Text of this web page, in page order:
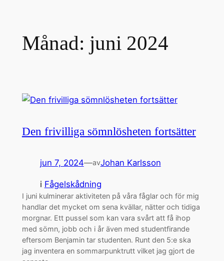
Månad: juni 2024
Den frivilliga sömnlösheten fortsätter
jun 7, 2024—avJohan Karlsson
i Fågelskådning
I juni kulminerar aktiviteten på våra fåglar och för mig
handlar det mycket om sena kvällar, nätter och tidiga
morgnar. Ett pussel som kan vara svårt att få ihop
med sömn, jobb och i år även med studentfirande
eftersom Benjamin tar studenten. Runt den 5:e ska
jag inventera en sommarpunktrutt vilket jag gjort de